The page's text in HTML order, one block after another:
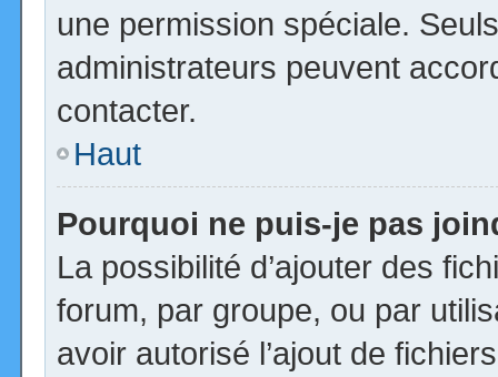
une permission spéciale.
administrateurs peuvent
contacter.
Haut
Pourquoi ne puis-je pas
La possibilité d’ajouter des
forum, par groupe, ou par
avoir autorisé l’ajout de